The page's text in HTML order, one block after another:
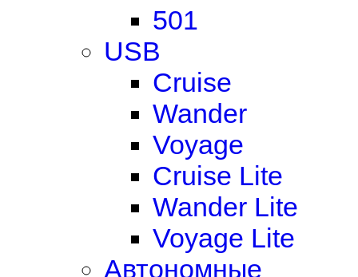
501
USB
Cruise
Wander
Voyage
Cruise Lite
Wander Lite
Voyage Lite
Автономные